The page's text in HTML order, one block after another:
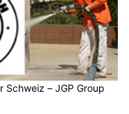
Schweiz – JGP Group